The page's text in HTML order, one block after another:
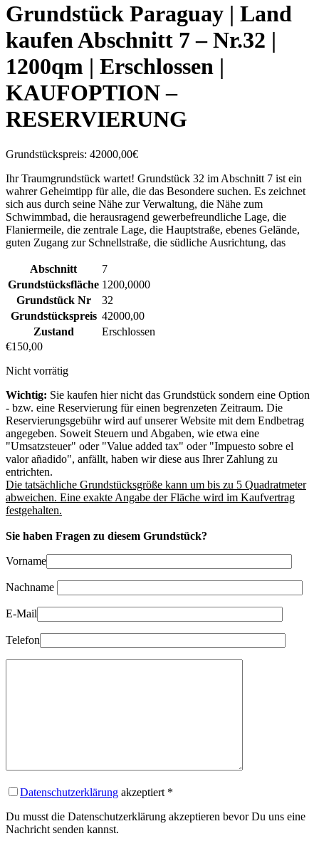
Grundstück Paraguay | Land
kaufenAbschnitt 7 – Nr.32 |
1200qm | Erschlossen |
KAUFOPTION –
RESERVIERUNG
Grundstückspreis: 42000,00€
Ihr Traumgrundstück wartet! Grundstück 32 im Abschnitt 7 ist ein
wahrer Geheimtipp für alle, die das Besondere suchen. Es zeichnet
sich aus durch seine Nähe zur Verwaltung, die Nähe zum
Schwimmbad, die herausragend gewerbefreundliche Lage, die
Flaniermeile, die zentrale Lage, die Hauptstraße, ebenes Gelände,
guten Zugang zur Schnellstraße, die südliche Ausrichtung, das
Abschnitt
7
Grundstücksfläche 1200,0000
Grundstück Nr
32
Grundstückspreis 42000,00
Zustand
Erschlossen
€150,00
Nicht vorrätig
Wichtig: Sie kaufen hier nicht das Grundstück sondern eine Option
- bzw. eine Reservierung für einen begrenzeten Zeitraum. Die
Reservierungsgebühr wird auf unserer Website mit dem Endbetrag
angegeben. Soweit Steuern und Abgaben, wie etwa eine
"Umsatzsteuer" oder "Value added tax" oder "Impuesto sobre el
valor añadido", anfällt, haben wir diese aus Ihrer Zahlung zu
entrichten.
Die tatsächliche Grundstücksgröße kann um bis zu 5 Quadratmeter
abweichen. Eine exakte Angabe der Fläche wird im Kaufvertrag
festgehalten.
Sie haben Fragen zu diesem Grundstück?
Vorname
Nachname
E-Mail
Telefon
Datenschutzerklärung akzeptiert *
Du musst die Datenschutzerklärung akzeptieren bevor Du uns eine
Nachricht senden kannst.